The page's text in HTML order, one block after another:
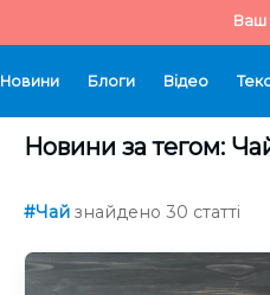
Ваш
Новини Блоги Відео
Новини за тегом:
#Чай знайдено 30 статті